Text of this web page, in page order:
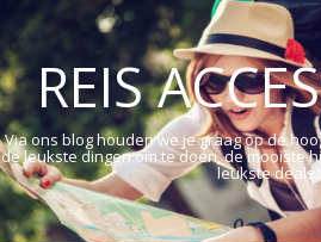
REIS
Via ons blog houden we je graag op de
de leukste dingen om te doen, de mooiste
leukste deals.